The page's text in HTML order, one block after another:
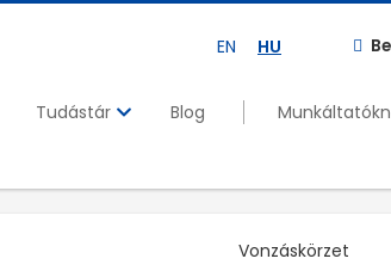
EN HU
Tudástár Blog
Vonzáskörzet